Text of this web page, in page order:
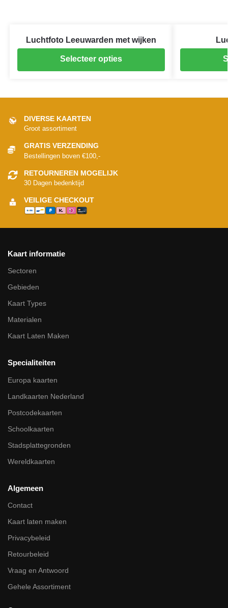
Luchtfoto Leeuwarden met wijken
Selecteer opties
DIVERSE KAARTEN
Groot assortiment
GRATIS VERZENDING
Bestellingen boven €100,-
RETOURNEREN MOGELIJK
30 Dagen bedenktijd
VEILIGE CHECKOUT
Kaart informatie
Sectoren
Gebieden
Kaart Types
Materialen
Kaart Laten Maken
Specialiteiten
Europa kaarten
Landkaarten Nederland
Postcodekaarten
Schoolkaarten
Stadsplattegronden
Wereldkaarten
Algemeen
Contact
Kaart laten maken
Privacybeleid
Retourbeleid
Vraag en Antwoord
Gehele Assortiment